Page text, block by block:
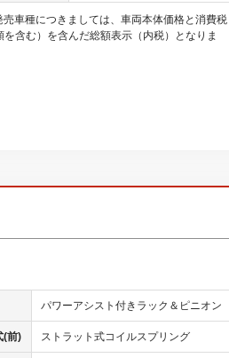
車種につきましては、車両本体価格と消費税
含む）を含んだ総額表示（内税）となりま
パワーアシスト付きラック＆ピニオン
(前) ストラット式コイルスプリング